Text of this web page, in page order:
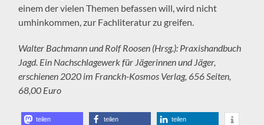
einem der vielen Themen befassen will, wird nicht
umhinkommen, zur Fachliteratur zu greifen.
Walter Bachmann und Rolf Roosen (Hrsg.): Praxishandbuch
Jagd. Ein Nachschlagewerk für Jägerinnen und Jäger,
erschienen 2020 im Franckh-Kosmos Verlag, 656 Seiten,
68,00 Euro
teilen teilen teilen